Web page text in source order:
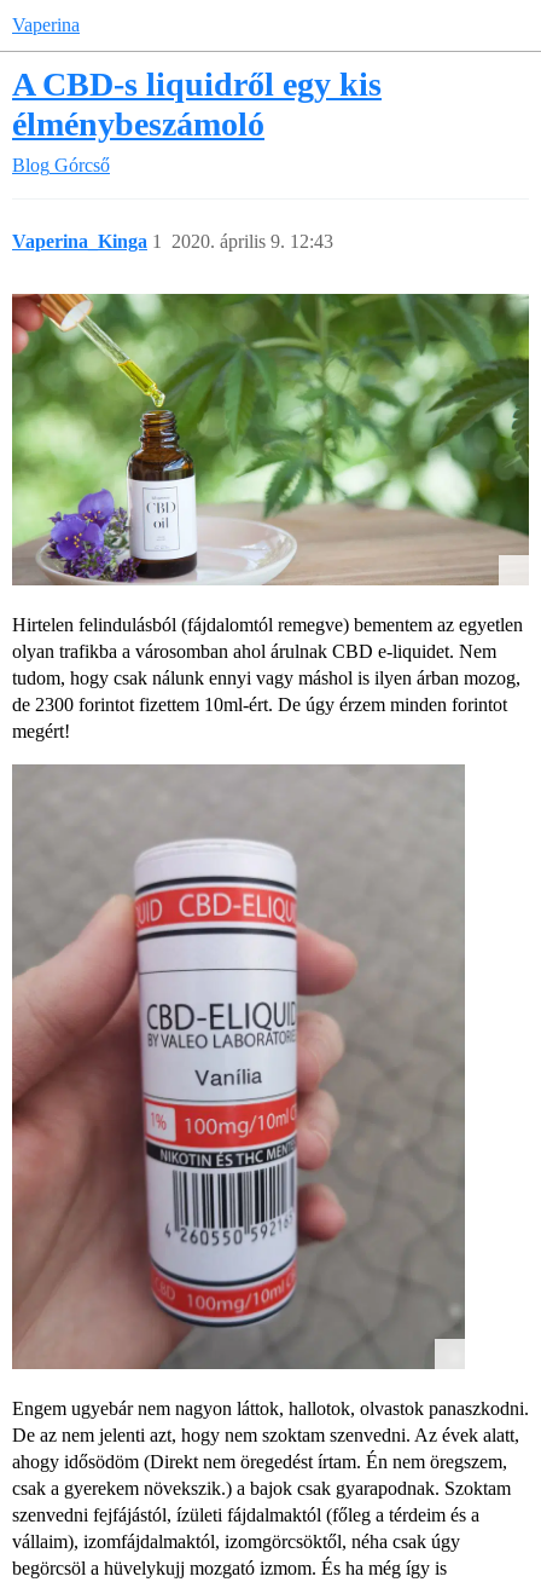
Vaperina
A CBD-s liquidről egy kis
élménybeszámoló
Blog Górcső
Vaperina_Kinga 2020. április 9. 12:43
1
Hirtelen felindulásból (fájdalomtól remegve) bementem az egyetlen
olyan trafikba a városomban ahol árulnak CBD e-liquidet. Nem
tudom, hogy csak nálunk ennyi vagy máshol is ilyen árban mozog,
de 2300 forintot fizettem 10ml-ért. De úgy érzem minden forintot
megért!
Engem ugyebár nem nagyon láttok, hallotok, olvastok panaszkodni.
De az nem jelenti azt, hogy nem szoktam szenvedni. Az évek alatt,
ahogy idősödöm (Direkt nem öregedést írtam. Én nem öregszem,
csak a gyerekem növekszik.) a bajok csak gyarapodnak. Szoktam
szenvedni fejfájástól, ízületi fájdalmaktól (főleg a térdeim és a
vállaim), izomfájdalmaktól, izomgörcsöktől, néha csak úgy
begörcsöl a hüvelykujj mozgató izmom. És ha még így is